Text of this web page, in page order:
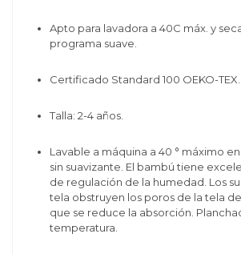
Apto para lavadora a 40C máx. y
programa suave.
Certificado Standard 100 OEKO-TEX.
Talla: 2-4 años.
Lavable a máquina a 40 ° máximo
sin suavizante. El bambú tiene
de regulación de la humedad. Los
tela obstruyen los poros de la tela
que se reduce la absorción.
temperatura.